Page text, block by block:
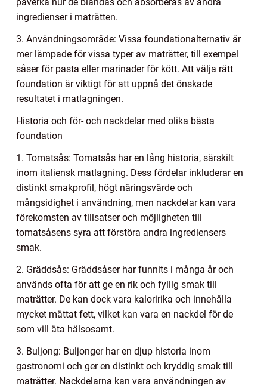
ingredienser i maträtten.
3. Användningsområde: Vissa foundationalternativ är
mer lämpade för vissa typer av maträtter, till exempel
såser för pasta eller marinader för kött. Att välja rätt
foundation är viktigt för att uppnå det önskade
resultatet i matlagningen.
Historia och för- och nackdelar med olika bästa
foundation
1. Tomatsås: Tomatsås har en lång historia, särskilt
inom italiensk matlagning. Dess fördelar inkluderar en
distinkt smakprofil, högt näringsvärde och
mångsidighet i användning, men nackdelar kan vara
förekomsten av tillsatser och möjligheten till
tomatsåsens syra att förstöra andra ingrediensers
smak.
2. Gräddsås: Gräddsåser har funnits i många år och
används ofta för att ge en rik och fyllig smak till
maträtter. De kan dock vara kaloririka och innehålla
mycket mättat fett, vilket kan vara en nackdel för de
som vill äta hälsosamt.
3. Buljong: Buljonger har en djup historia inom
gastronomi och ger en distinkt och kryddig smak till
maträtter. Nackdelarna kan vara användningen av